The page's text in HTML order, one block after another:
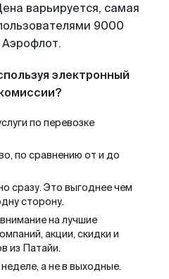
варьируется, самая
9000
электронный
по перевозке
по сравнению от и до
сразу. Это выгоднее чем
сторону.
на лучшие
акции, скидки и
из Патайи.
а не в выходные.